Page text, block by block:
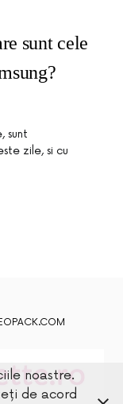
sunt cele
sunt
zile, si cu
noastre.
de acord